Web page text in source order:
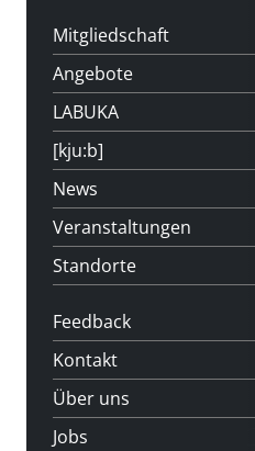
Mitgliedschaft
Angebote
LABUKA
[kju:b]
News
Veranstaltungen
Standorte
Feedback
Kontakt
Über uns
Jobs